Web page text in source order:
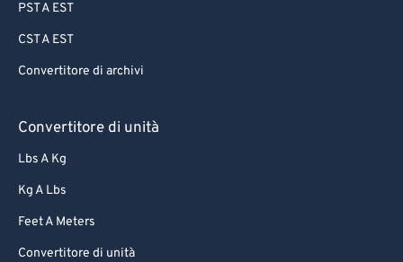
PST A EST
CST A EST
Convertitore di archivi
Convertitore di unità
Lbs A Kg
Kg A Lbs
Feet A Meters
Convertitore di unità